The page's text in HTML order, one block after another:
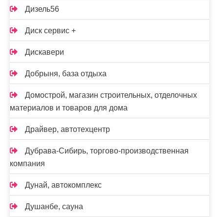
Дизель56
Диск сервис +
Дискавери
Добрыня, база отдыха
Домострой, магазин строительных, отделочных
материалов и товаров для дома
Драйвер, автотехцентр
Дубрава-Сибирь, торгово-производственная
компания
Дунай, автокомплекс
Душанбе, сауна